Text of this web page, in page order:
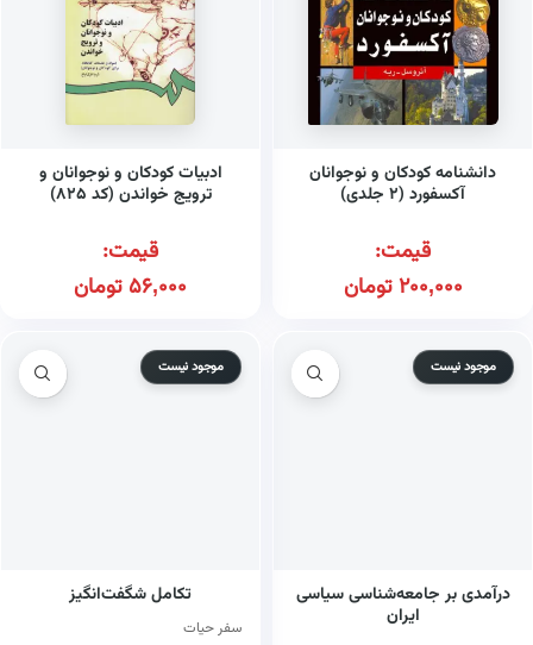
دانشنامه کودکان و نوجوانان
آکسفورد (۲ جلدی)
قیمت:
200,000تومان
ادبیات کودکان و نوجوانان و
ترویج خواندن (کد ۸۲۵)
قیمت:
56,000 تومان
موجود نیست
درآمدی بر جامعه‌شناسی سیاسی
ایران
موجود نیست
تکامل شگفت‌انگیز
سفر حیات